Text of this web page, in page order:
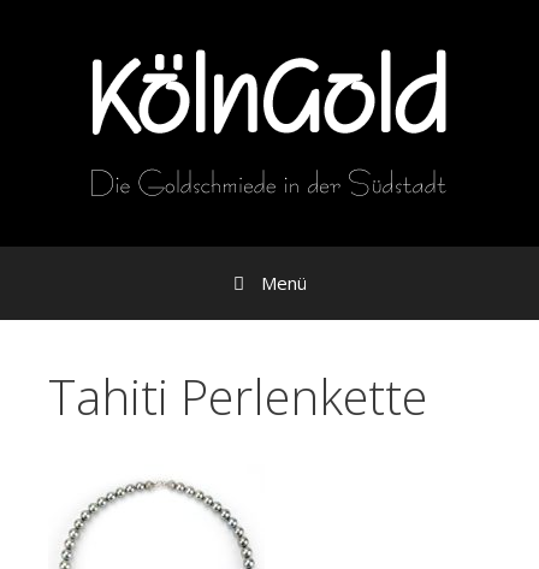
Menü
Tahiti Perlenkette